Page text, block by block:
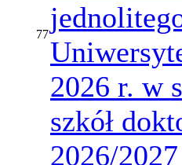
77
2026 r. w
szkół
2026/2027